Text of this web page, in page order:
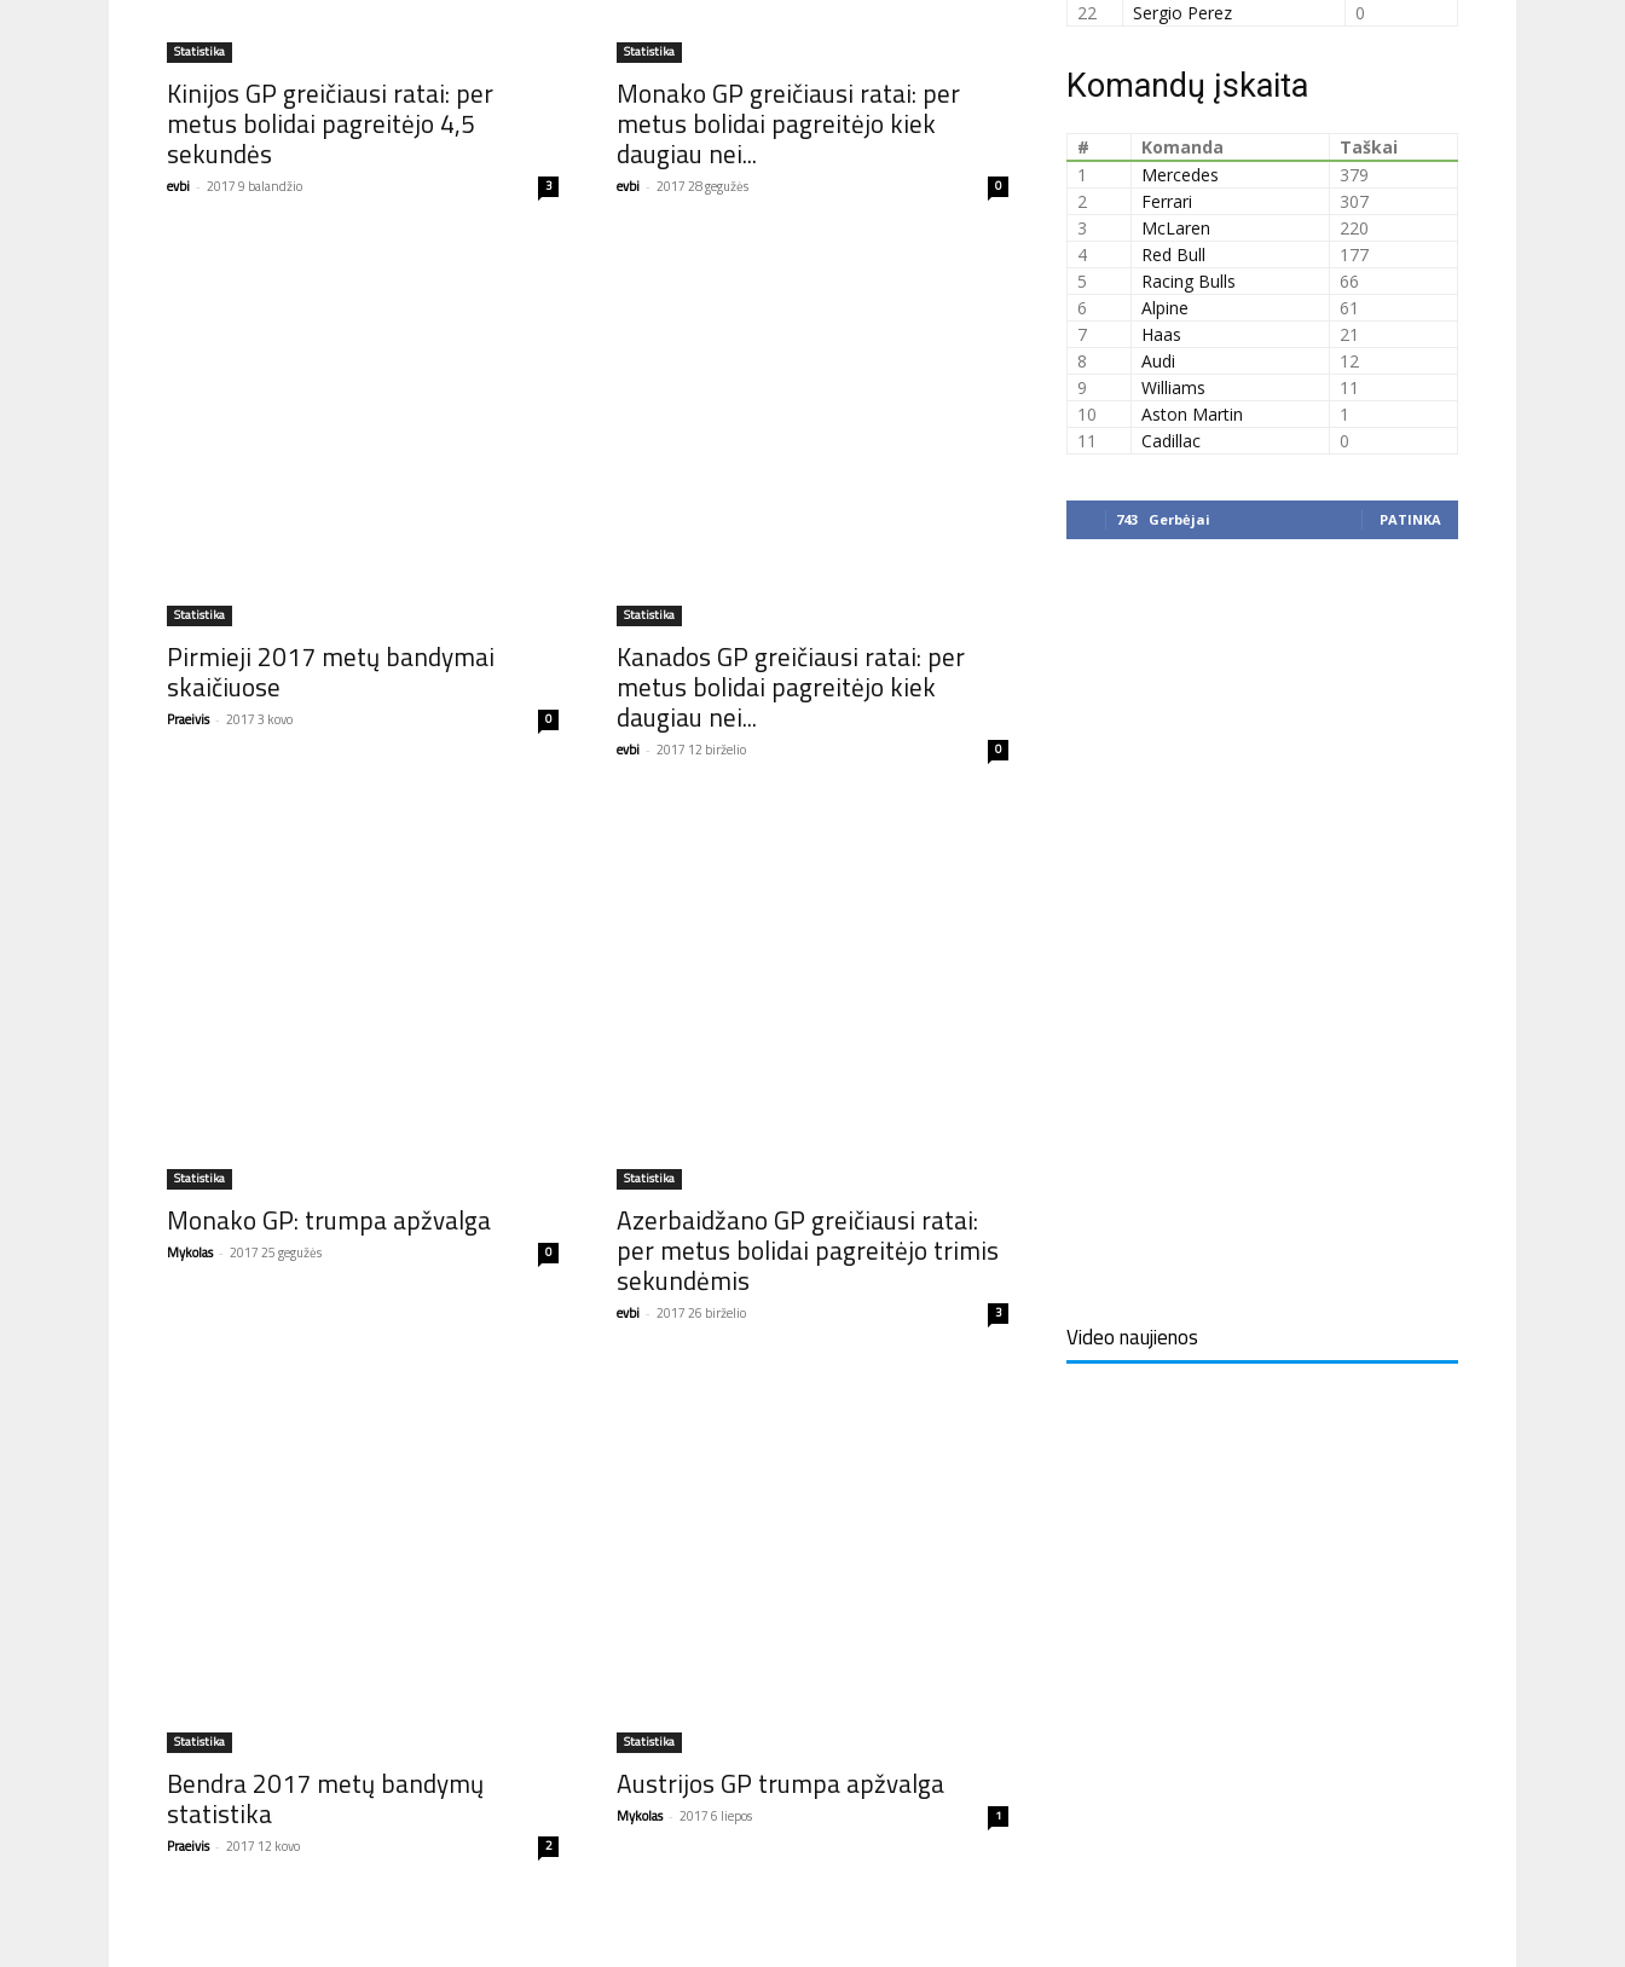
Statistika
Kinijos GP greičiausi ratai: per
metus bolidai pagreitėjo 4,5
sekundės
evbi - 2017 9 balandžio 3
Statistika
Monako GP greičiausi ratai: per
metus bolidai pagreitėjo kiek
daugiau nei...
evbi - 2017 28 gegužės 0
Statistika
Pirmieji 2017 metų bandymai
skaičiuose
Praeivis - 2017 3 kovo 0
Statistika
Kanados GP greičiausi ratai: per
metus bolidai pagreitėjo kiek
daugiau nei...
evbi - 2017 12 birželio 0
Statistika
Monako GP: trumpa apžvalga
Mykolas - 2017 25 gegužės 0
Statistika
Azerbaidžano GP greičiausi ratai:
per metus bolidai pagreitėjo trimis
sekundėmis
evbi - 2017 26 birželio 3
Statistika
Bendra 2017 metų bandymų
statistika
Praeivis - 2017 12 kovo 2
Statistika
Austrijos GP trumpa apžvalga
Mykolas - 2017 6 liepos 1
22
Sergio Perez 0
Komandų įskaita
# Komanda
Taškai
1
Mercedes
379
2
Ferrari
307
3
McLaren
220
4
Red Bull
177
5
Racing Bulls
66
6
Alpine
61
7
Haas
21
8
Audi
12
9
Williams
11
10
Aston Martin
1
11
Cadillac 0
743 Gerbėjai PATINKA
Video naujienos